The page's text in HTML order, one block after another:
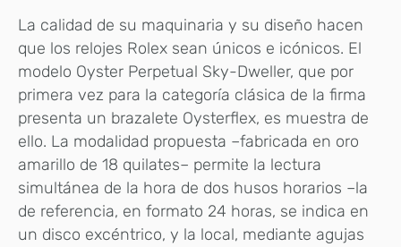
La calidad de su maquinaria y su diseño hacen
que los relojes Rolex sean únicos e icónicos. El
modelo Oyster Perpetual Sky-Dweller, que por
primera vez para la categoría clásica de la firma
presenta un brazalete Oysterflex, es muestra de
ello. La modalidad propuesta –fabricada en oro
amarillo de 18 quilates– permite la lectura
simultánea de la hora de dos husos horarios –la
de referencia, en formato 24 horas, se indica en
un disco excéntrico, y la local, mediante agujas